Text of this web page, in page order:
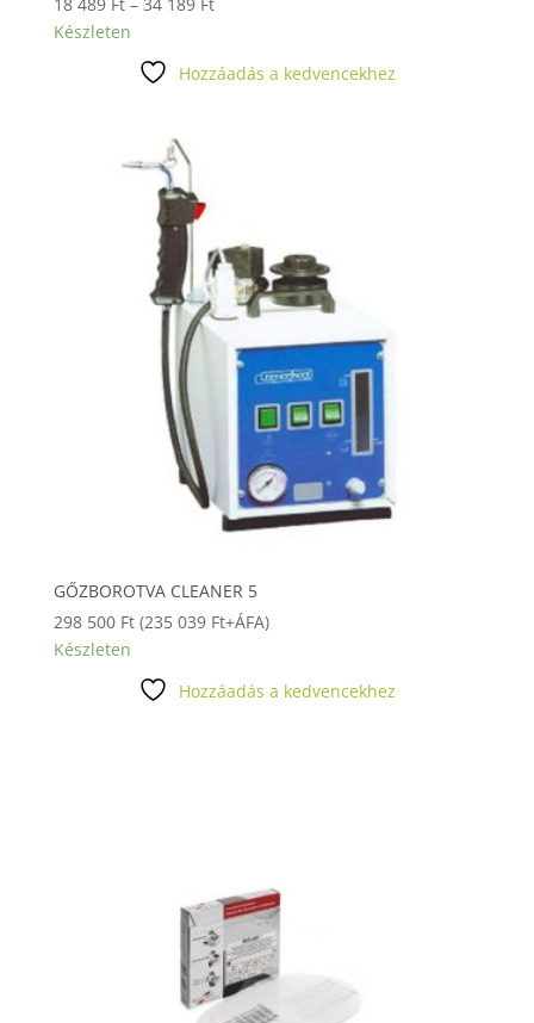
18 489 Ft – 34 189 Ft
-
Készleten
Hozzáadás a kedvencekhez
GŐZBOROTVA CLEANER 5
298 500 Ft (235 039 Ft+ÁFA)
Készleten
Hozzáadás a kedvencekhez